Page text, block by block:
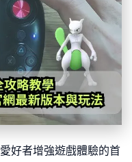
好者增強遊戲體驗的首